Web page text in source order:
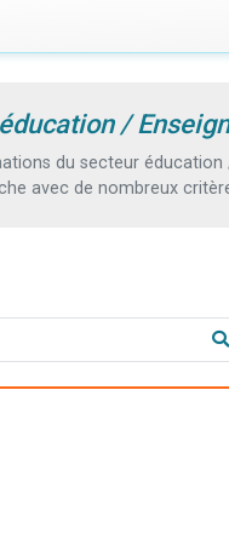
/
du secteur éducation
avec de nombreux